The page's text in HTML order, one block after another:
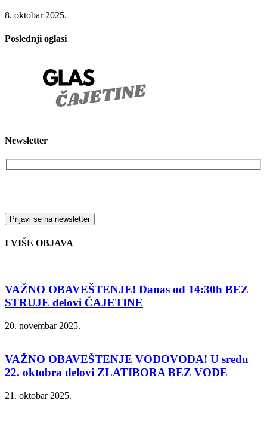
8. oktobar 2025.
Poslednji oglasi
Newsletter
I VIŠE OBJAVA
VAŽNO OBAVEŠTENJE! Danas od 14:30h BEZ
STRUJE delovi ČAJETINE
20. novembar 2025.
VAŽNO OBAVEŠTENJE VODOVODA! U sredu
22. oktobra delovi ZLATIBORA BEZ VODE
21. oktobar 2025.